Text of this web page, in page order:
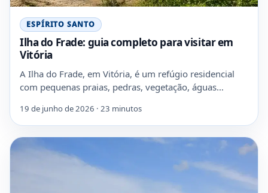
ESPÍRITO SANTO
Ilha do Frade: guia completo para visitar em
Vitória
A Ilha do Frade, em Vitória, é um refúgio residencial
com pequenas praias, pedras, vegetação, águas…
19 de junho de 2026 · 23 minutos